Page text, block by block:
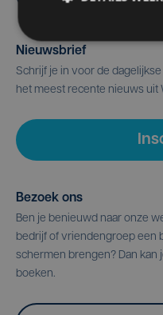
Nieuwsbrief
Schrijf je in voor de
het meest recente nieuws uit
Bezoek ons
Ben je benieuwd naar onze
bedrijf of vriendengroep een
schermen brengen? Dan
boeken.